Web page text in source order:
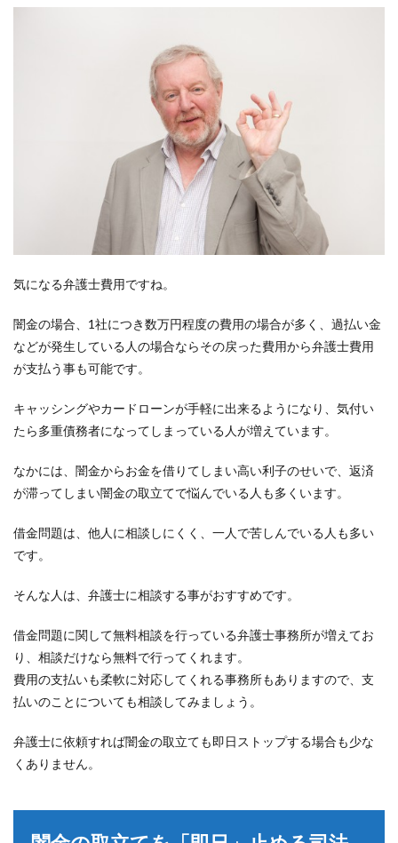
気になる弁護士費用ですね。
闇金の場合、1社につき数万円程度の費用の場合が多く、過払い金
などが発生している人の場合ならその戻った費用から弁護士費用
が支払う事も可能です。
キャッシングやカードローンが手軽に出来るようになり、気付い
たら多重債務者になってしまっている人が増えています。
なかには、闇金からお金を借りてしまい高い利子のせいで、返済
が滞ってしまい闇金の取立てで悩んでいる人も多くいます。
借金問題は、他人に相談しにくく、一人で苦しんでいる人も多い
です。
そんな人は、弁護士に相談する事がおすすめです。
借金問題に関して無料相談を行っている弁護士事務所が増えてお
り、相談だけなら無料で行ってくれます。
費用の支払いも柔軟に対応してくれる事務所もありますので、支
払いのことについても相談してみましょう。
弁護士に依頼すれば闇金の取立ても即日ストップする場合も少な
くありません。